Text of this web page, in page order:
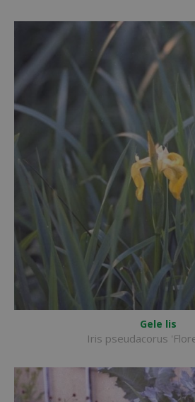
Gele lis
Iris pseudacorus